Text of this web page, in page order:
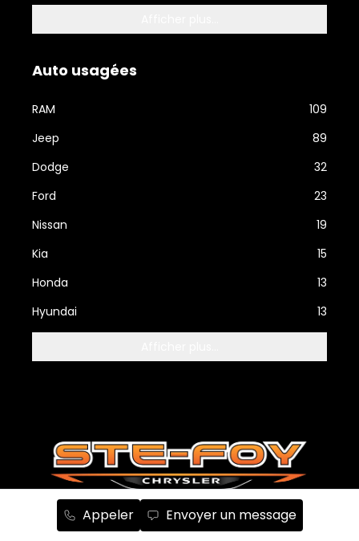
Appeler Envoyer un message
Auto usagées
RAM
109
Jeep
89
Dodge
32
Ford
23
Nissan
19
Kia
15
Honda
13
Hyundai
13